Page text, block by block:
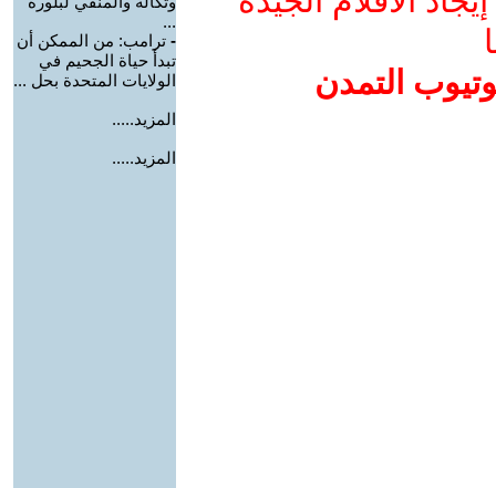
التمدن
...
- ترامب: من الممكن أن
تبدأ حياة الجحيم في
الولايات المتحدة بحل ...
المزيد.....
المزيد.....